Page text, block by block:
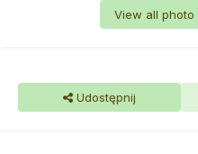
View all photo
Udostępnij